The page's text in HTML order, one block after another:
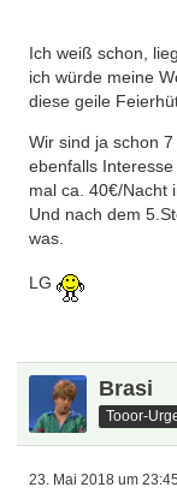
Ich weiß schon,
ich würde meine
diese geile
Wir sind ja schon
ebenfalls
mal ca. 40€/Nacht
Und nach dem
was.
LG
Brasi
Tooor-
23. Mai 2018 um 23:45